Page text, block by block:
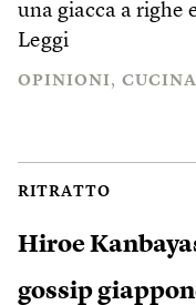
una giacca a righe
Leggi
OPINIONI CUCINA
RITRATTO
Hiroe
gossip